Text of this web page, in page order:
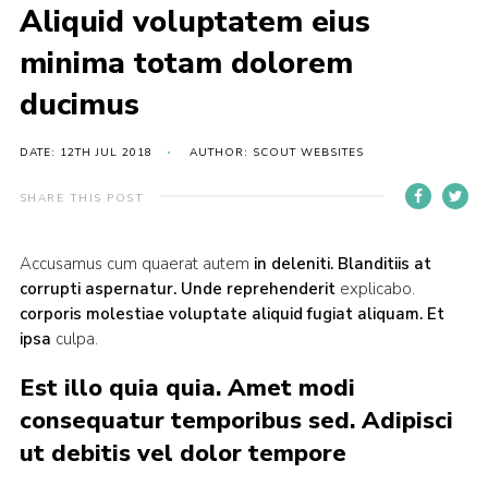
Gallery
Contact Us
Charity Status
Aliquid voluptatem eius
minima totam dolorem
ducimus
DATE: 12TH JUL 2018 AUTHOR: SCOUT WEBSITES
SHARE THIS POST
Accusamus cum quaerat autem in deleniti. Blanditiis at
corrupti aspernatur. Unde reprehenderitexplicabo.
corporis molestiae voluptate aliquid fugiat aliquam. Et
ipsa culpa.
Est illo quia quia. Amet modi
consequatur temporibus sed. Adipisci
ut debitis vel dolor tempore